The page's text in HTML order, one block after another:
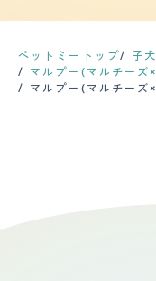
ます。今も変わらず
だ、休日はよく１日連
入れ】 毛の長さは
います。顔は少し丸
うです。6歳でパテ
通に歩くことがで
り鳴かず、声も小
ころ定期的な健康診
ダニ、フィラリアの
ます。 【鳴き声】 鳴き声は他人が来ると野太い声で吠え
出会いはペットシ
以上かけて会いに行きました。 共
させるのが不安で
種。 【健康・寿命】 子犬の時は気管支が弱く、薬をもら
食べながら興奮する
る時は興奮させない
夏場の部屋が熱いと
うになるが、散歩
ることもない。運
すぐ永遠に伸びて
ペットミートップ 子
マルプー(マルチーズ
マルプー(マルチーズ